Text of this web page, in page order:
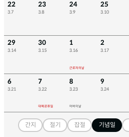
22
3.7
23
3.8
24
3.9
25
3.10
29
3.14
30
3.15
1
3.16
근로자의날
2
3.17
6
3.21
7
3.22
대체공휴일
8
3.23
어버이날
9
3.24
간지 절기 잡절 기념일